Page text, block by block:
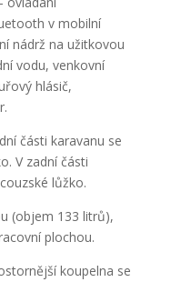
v mobilní
nádrž na užitkovou
vodu, venkovní
hlásič,
části karavanu se
V zadní části
lůžko.
(objem 133 litrů),
plochou.
koupelna se